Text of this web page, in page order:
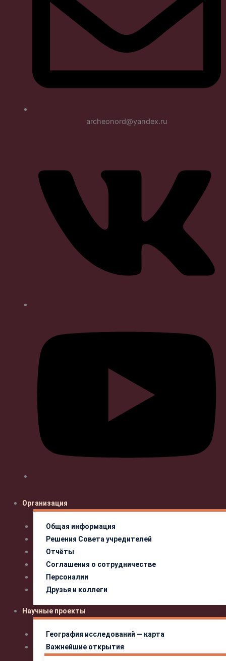
archeonord@yandex.ru
Организация
Общая информация
Решения Совета учредителей
Отчёты
Соглашения о сотрудничестве
Персоналии
Друзья и коллеги
Научные проекты
География исследований — карта
Важнейшие открытия